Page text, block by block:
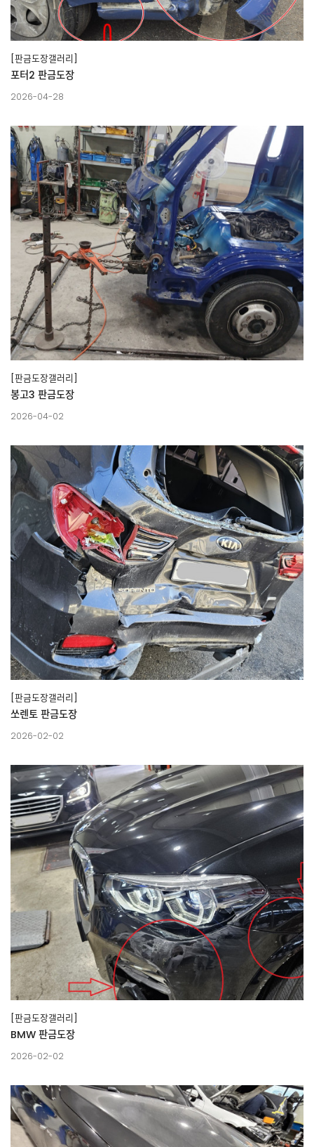
[판금도장갤러리]
포터2 판금도장
2026-04-28
[판금도장갤러리]
봉고3 판금도장
2026-04-02
[판금도장갤러리]
쏘렌토 판금도장
2026-02-02
[판금도장갤러리]
BMW 판금도장
2026-02-02